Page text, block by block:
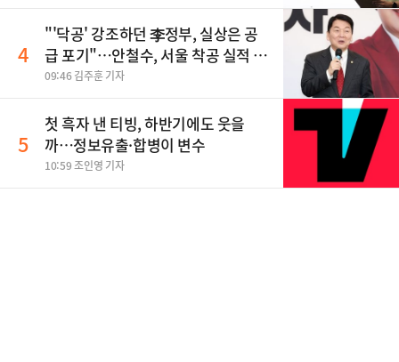
4
"'닥공' 강조하던 李정부, 실상은 공
급 포기"…안철수, 서울 착공 실적 미
달 비판
09:46 김주훈 기자
5
첫 흑자 낸 티빙, 하반기에도 웃을
까…정보유출·합병이 변수
10:59 조인영 기자